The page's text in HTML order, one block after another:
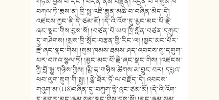
བཀལ་ཏེ་རྨས་ན། ཁྲི་སྒྲ་འཛི་རྨུན་མཆི་བ་བཞིན་མེད་དེ།
འཛངས་ཀྱང་ནི་དེ་ཙམ་མོ། །དེ་འི་འོག་དུ་མྱང་མང་པོ་རྗེ་
ཞང་སྣང་གིས་བྱས་སོ། །བཙན་པོ་ཡབ་ཁྲི་སློན་བཙན་དགུང་
དུ་གཤེགས། །སྲས་ཁྲི་སྲོང་བརྩན་གྱི་རིང་ལ། །མྱང་མང་པོར་
རྗེ་ཞང་སྣང་གིས། །སུམ་ཁམས་ཐམས་ཤད་འབངས་སུ་དགུག་
པར་བཀའ་སྩལ་ཏོ། །མྱང་མང་པོ་རྗེ་ཞང་སྣང་གིས། །འཛངས་
ཀྱི་བློ་སྒྱུ་གཉིས་ཀྱིས། །མྱི་རྟ་གཉིས་ཚེགས་མ་བྱུང་བར། དཔྱའ་
ཕབ་ལུག་རྟུག་གི་སྤུ། ། ལྕེ་ཐོར་ཏོ་ལ་བརྗོད་དེ། འབངས་
གཉུག་མ་(118)བཞིན་དུ་བཀུག་ལྟེ་འུང་ཙམ་མོ། །དེ་འི་འོག་